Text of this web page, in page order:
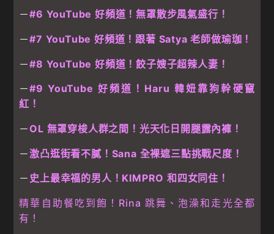
－#6 YouTube 好頻道！無罩散步風氣盛行！
－#7 YouTube 好頻道！跟著 Satya 老師做瑜珈！
－#8 YouTube 好頻道！餃子嫂子超辣人妻！
－#9 YouTube 好頻道！Haru 韓妞靠狗幹硬竄
紅！
－OL 無罩穿梭人群之間！光天化日開腿露內褲！
－激凸逛街看不膩！Sana 全裸遮三點挑戰尺度！
－ 史上最幸福的男人！KIMPRO 和四女同住！
精華自助餐吃到飽！Rina 跳舞、泡澡和走光全都
有！